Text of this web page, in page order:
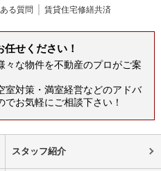
る質問 賃貸住宅修繕共済
せください！
々な物件を不動産のプロがご案
室対策・満室経営などのアドバ
お気軽にご相談下さい！
スタッフ紹介